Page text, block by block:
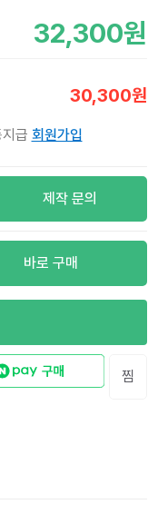
32,300원
30,300원
급 회원가입
제작 문의
바로 구매
찜